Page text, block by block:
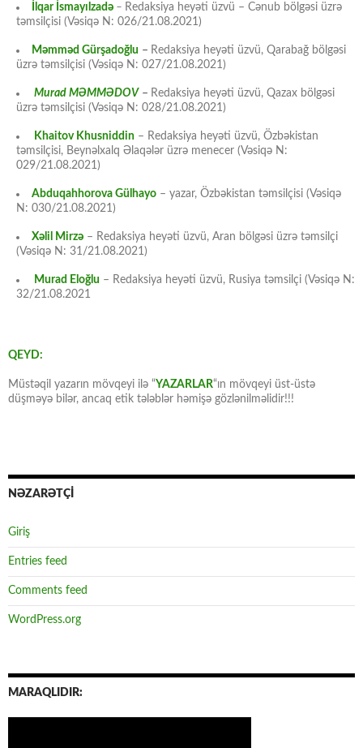
İlqar İsmayılzadə – Redaksiya heyəti üzvü – Cənub bölgəsi üzrə
təmsilçisi (Vəsiqə N: 026/21.08.2021)
Məmməd Gürşadoğlu – Redaksiya heyəti üzvü, Qarabağ bölgəsi
üzrə təmsilçisi (Vəsiqə N: 027/21.08.2021)
Murad MƏMMƏDOV – Redaksiya heyəti üzvü, Qazax bölgəsi
üzrə təmsilçisi (Vəsiqə N: 028/21.08.2021)
Khaitov Khusniddin – Redaksiya heyəti üzvü, Özbəkistan
təmsilçisi, Beynəlxalq Əlaqələr üzrə menecer (Vəsiqə N:
029/21.08.2021)
Abduqahhorova Gülhayo – yazar, Özbəkistan təmsilçisi (Vəsiqə
N: 030/21.08.2021)
Xəlil Mirzə – Redaksiya heyəti üzvü, Aran bölgəsi üzrə təmsilçi
(Vəsiqə N: 31/21.08.2021)
Murad Eloğlu – Redaksiya heyəti üzvü, Rusiya təmsilçi (Vəsiqə N:
32/21.08.2021
QEYD:
Müstəqil yazarın mövqeyi ilə “YAZARLAR“ın mövqeyi üst-üstə
düşməyə bilər, ancaq etik tələblər həmişə gözlənilməlidir!!!
NƏZARƏTÇİ
Giriş
Entries feed
Comments feed
WordPress.org
MARAQLIDIR: